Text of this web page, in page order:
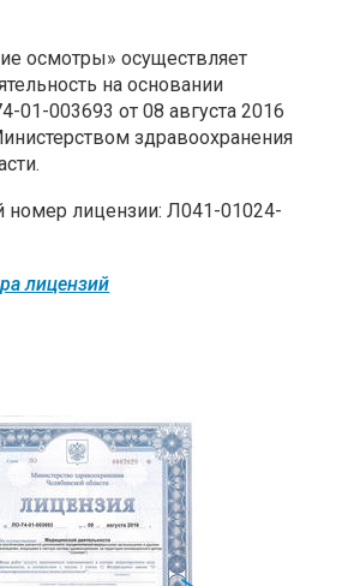
осмотры» осуществляет
на основании
01-003693 от 08 августа 2016
здравоохранения
номер лицензии: Л041-01024-
лицензий